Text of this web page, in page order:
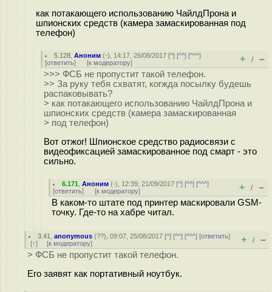
как потакающего использованию ЧайлдПрона и
шпионских средств (камера замаскированная под
телефон)
5.128 ,Аноним (-), 14:17, 26/08/2017 [^] [^^] [^^^]
[ответить] [к модератору] + / –
>>> ФСБ не пропустит такой телефон.
>> За руку тебя схватят, когжда посылку будешь
распаковывать?
> как потакающего использованию ЧайлдПрона и
шпионских средств (камера замаскированная
> под телефон)
Вот отжог! Шпионское средство радиосвязи с
видеофиксацией замаскированное под смарт - это
сильно.
6.171 ,Аноним (-), 12:39, 21/09/2017 [^] [^^] [^^^]
[ответить] [к модератору] + / –
В каком-то штате под принтер маскировали GSM-
точку. Где-то на хабре читал.
3.41 ,anonymous (??), 09:07, 25/08/2017 [^] [^^] [^^^] [ответить]
[↑] [к модератору] + / –
> ФСБ не пропустит такой телефон.
Его заявят как портативный ноутбук.